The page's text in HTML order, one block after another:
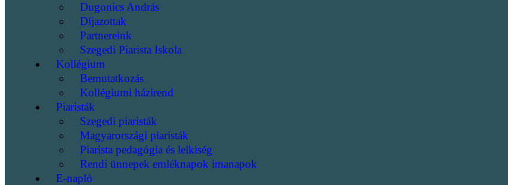
Dugonics András
Díjazottak
Partnereink
Szegedi Piarista Iskola
Kollégium
Bemutatkozás
Kollégiumi házirend
Piaristák
Szegedi piaristák
Magyarországi piaristák
Piarista pedagógia és lelkiség
Rendi ünnepek emléknapok imanapok
E-napló